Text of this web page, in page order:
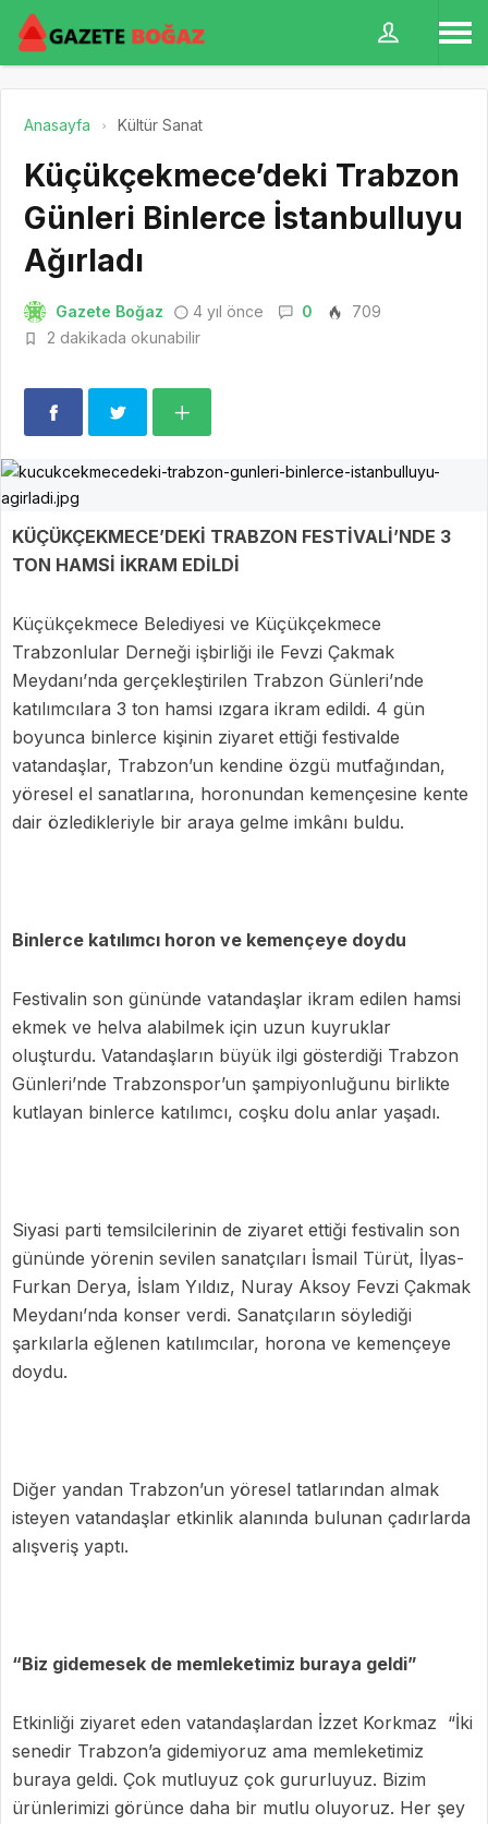
Anasayfa Kültür Sanat
Küçükçekmece’deki Trabzon
Günleri Binlerce İstanbulluyu
Ağırladı
Gazete Boğaz 4 yıl önce 0
709
2 dakikada okunabilir
KÜÇÜKÇEKMECE’DEKİ TRABZON FESTİVALİ’NDE 3
TON HAMSİ İKRAM EDİLDİ
Küçükçekmece Belediyesi ve Küçükçekmece
Trabzonlular Derneği işbirliği ile Fevzi Çakmak
Meydanı’nda gerçekleştirilen Trabzon Günleri’nde
katılımcılara 3 ton hamsi ızgara ikram edildi. 4 gün
boyunca binlerce kişinin ziyaret ettiği festivalde
vatandaşlar, Trabzon’un kendine özgü mutfağından,
yöresel el sanatlarına, horonundan kemençesine kente
dair özledikleriyle bir araya gelme imkânı buldu.
Binlerce katılımcı horon ve kemençeye doydu
Festivalin son gününde vatandaşlar ikram edilen hamsi
ekmek ve helva alabilmek için uzun kuyruklar
oluşturdu. Vatandaşların büyük ilgi gösterdiği Trabzon
Günleri’nde Trabzonspor’un şampiyonluğunu birlikte
kutlayan binlerce katılımcı, coşku dolu anlar yaşadı.
Siyasi parti temsilcilerinin de ziyaret ettiği festivalin son
gününde yörenin sevilen sanatçıları İsmail Türüt, İlyas-
Furkan Derya, İslam Yıldız, Nuray Aksoy Fevzi Çakmak
Meydanı’nda konser verdi. Sanatçıların söylediği
şarkılarla eğlenen katılımcılar, horona ve kemençeye
doydu.
Diğer yandan Trabzon’un yöresel tatlarından almak
isteyen vatandaşlar etkinlik alanında bulunan çadırlarda
alışveriş yaptı.
“Biz gidemesek de memleketimiz buraya geldi”
Etkinliği ziyaret eden vatandaşlardan İzzet Korkmaz “İki
senedir Trabzon’a gidemiyoruz ama memleketimiz
buraya geldi. Çok mutluyuz çok gururluyuz. Bizim
ürünlerimizi görünce daha bir mutlu oluyoruz. Her şey